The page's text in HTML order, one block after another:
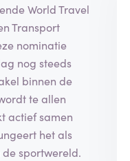
World Travel
Transport
nominatie
nog steeds
binnen de
te allen
actief samen
het als
sportwereld.